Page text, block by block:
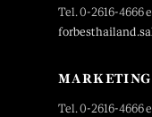
Tel. 0-2616-4666
Tel. 0-2616-4666